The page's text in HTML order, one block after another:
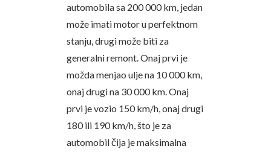
automobila sa 200 000 km, jedan
može imati motor u perfektnom
stanju, drugi može biti za
generalni remont. Onaj prvi je
možda menjao ulje na 10 000 km,
onaj drugi na 30 000 km. Onaj
prvi je vozio 150 km/h, onaj drugi
180 ili 190 km/h, što je za
automobil čija je maksimalna